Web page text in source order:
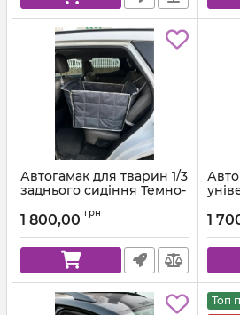
Автогамак для тварин 1/3
заднього сидіння Темно-
стропа
1 800,00 грн 1
Топ